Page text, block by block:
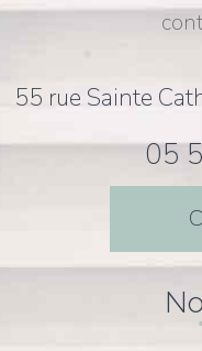
55 rue Sainte
05